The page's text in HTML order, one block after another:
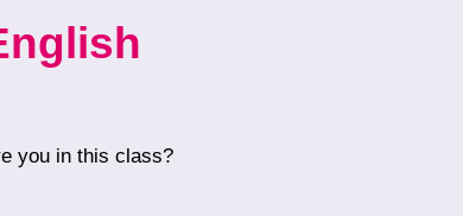
you in this class?